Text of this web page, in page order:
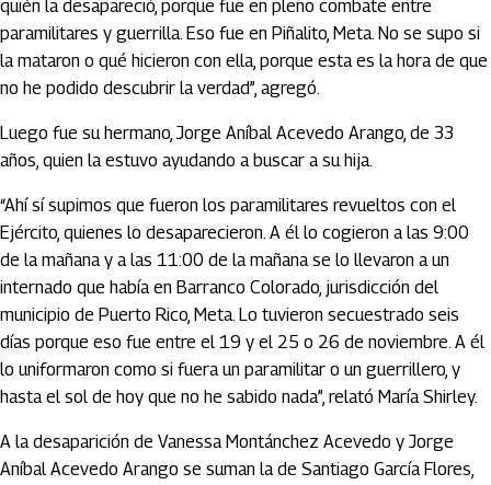
quién la desapareció, porque fue en pleno combate entre
paramilitares y guerrilla. Eso fue en Piñalito, Meta. No se supo si
la mataron o qué hicieron con ella, porque esta es la hora de que
no he podido descubrir la verdad”, agregó.
Luego fue su hermano, Jorge Aníbal Acevedo Arango, de 33
años, quien la estuvo ayudando a buscar a su hija.
“Ahí sí supimos que fueron los paramilitares revueltos con el
Ejército, quienes lo desaparecieron. A él lo cogieron a las 9:00
de la mañana y a las 11:00 de la mañana se lo llevaron a un
internado que había en Barranco Colorado, jurisdicción del
municipio de Puerto Rico, Meta. Lo tuvieron secuestrado seis
días porque eso fue entre el 19 y el 25 o 26 de noviembre. A él
lo uniformaron como si fuera un paramilitar o un guerrillero, y
hasta el sol de hoy que no he sabido nada”, relató María Shirley.
A la desaparición de Vanessa Montánchez Acevedo y Jorge
Aníbal Acevedo Arango se suman la de Santiago García Flores,